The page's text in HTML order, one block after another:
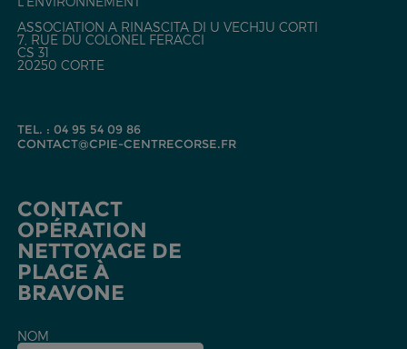
ASSOCIATION A RINASCITA DI U VECHJU CORTI
7, RUE DU COLONEL FERACCI
CS 31
20250 CORTE
TEL. : 04 95 54 09 86
CONTACT@CPIE-CENTRECORSE.FR
CONTACT
OPÉRATION
NETTOYAGE DE
PLAGE À
BRAVONE
NOM